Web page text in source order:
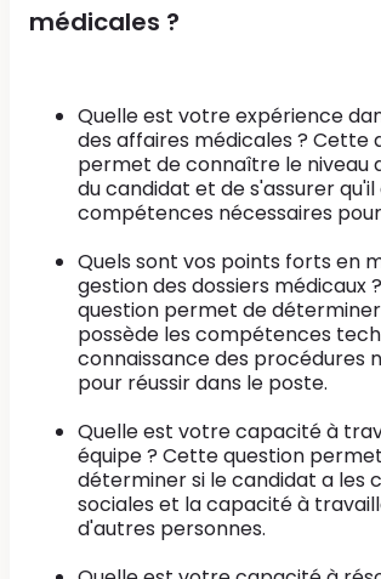
médicales ?
Quelle est votre expérience
des affaires médicales ? Cette
permet de connaître le niveau
du candidat et de s'assurer qu'il
compétences nécessaires
Quels sont vos points forts en
gestion des dossiers médicaux
question permet de
possède les compétences
connaissance des procédures
pour réussir dans le poste.
Quelle est votre capacité à
équipe ? Cette question
déterminer si le candidat a les
sociales et la capacité à
d'autres personnes.